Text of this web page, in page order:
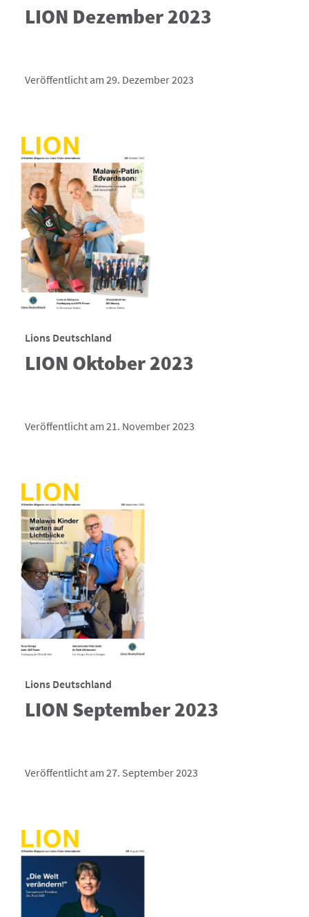
LION Dezember 2023
Veröffentlicht am 29. Dezember 2023
Lions Deutschland
LION Oktober 2023
Veröffentlicht am 21. November 2023
Lions Deutschland
LION September 2023
Veröffentlicht am 27. September 2023